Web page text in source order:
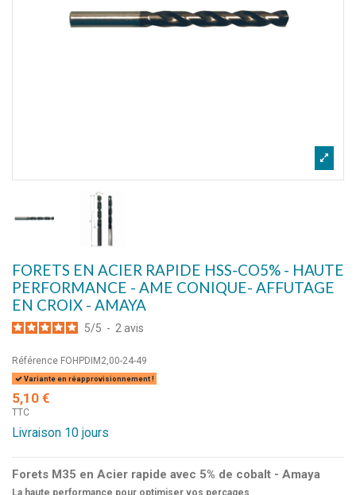
FORETS EN ACIER RAPIDE HSS-CO5% - HAUTE
PERFORMANCE - AME CONIQUE- AFFUTAGE
EN CROIX - AMAYA
5/5 - 2 avis
Référence FOHPDIM2,00-24-49
Variante en réapprovisionnement !
5,10 €
TTC
Livraison 10 jours
Forets M35 en Acier rapide avec 5% de cobalt - Amaya